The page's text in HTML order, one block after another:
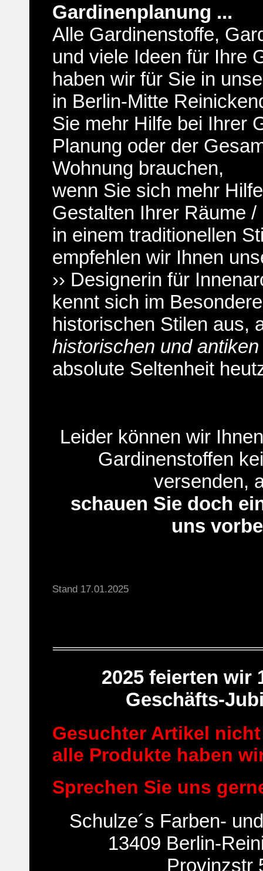
Gardinenplanung ...
Alle Gardinenstoffe,
und viele Ideen für Ihre
haben wir für Sie in
in Berlin-Mitte
Sie mehr Hilfe bei Ihrer
Planung oder der
Wohnung brauchen,
wenn Sie sich mehr
Gestalten Ihrer Räume
in einem traditionellen
empfehlen wir Ihnen
›› Designerin für
kennt sich im
historischen Stilen aus,
historischen und
absolute Seltenheit
Leider können wir
Gardinenstoffen
versenden,
schauen Sie doch
uns
Stand 17.01.2025
2025 feierten wir
Geschäfts-
Gesuchter Artikel
alle Produkte haben
Sprechen Sie uns
Schulze´s Farben-
13409 Berlin-
Provinzstr